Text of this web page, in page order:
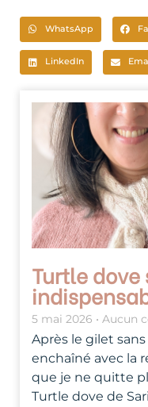
WhatsApp
LinkedIn
Turtle
5 mai 2026 Aucun
Après le gilet sans
enchaîné avec la
que je ne quitte
Turtle dove de